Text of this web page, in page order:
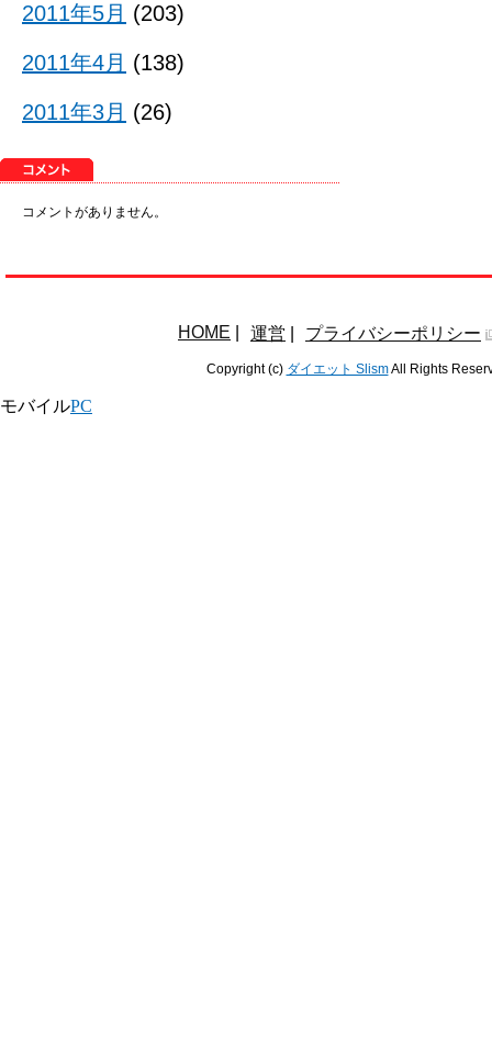
2011年5月 (203)
2011年4月 (138)
2011年3月 (26)
コメントがありません。
HOME 運営 プライバシーポリシー
Copyright (c) ダイエット SlismAll Rights
モバイルPC